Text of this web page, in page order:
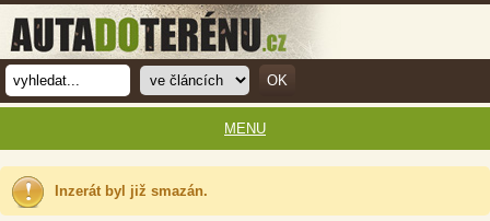
Inzerát byl již smazán.
MENU